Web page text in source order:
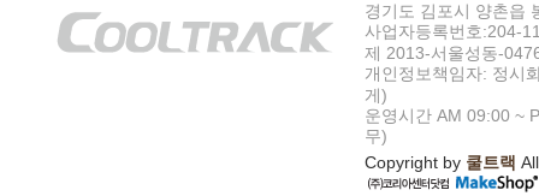
경기도 김포시 양촌읍
사업자등록번호:204-
제 2013-서울성동-
개인정보책임자: 정시
게)
운영시간 AM 09:00 ~
무)
Copyright by 쿨트랙